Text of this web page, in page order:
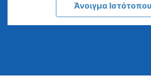
Άνοιγμα Ιστότοπου